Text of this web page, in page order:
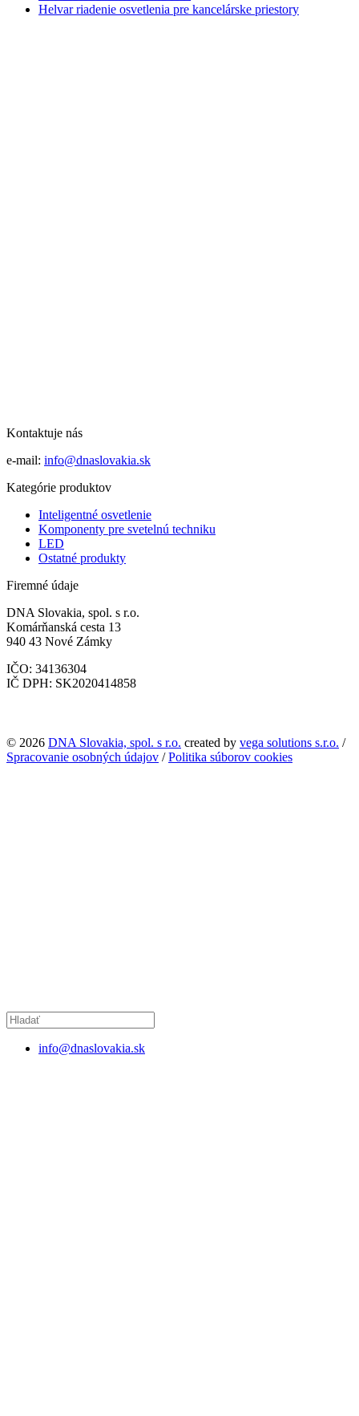
Helvar riadenie osvetlenia pre kancelárske priestory
Kontaktuje nás
e-mail: info@dnaslovakia.sk
Kategórie produktov
Inteligentné osvetlenie
Komponenty pre svetelnú techniku
LED
Ostatné produkty
Firemné údaje
DNA Slovakia, spol. s r.o.
Komárňanská cesta 13
940 43 Nové Zámky
IČO: 34136304
IČ DPH: SK2020414858
© 2026 DNA Slovakia, spol. s r.o. created by vega solutions s.r.o. /
Spracovanie osobných údajov /Politika súborov cookies
info@dnaslovakia.sk